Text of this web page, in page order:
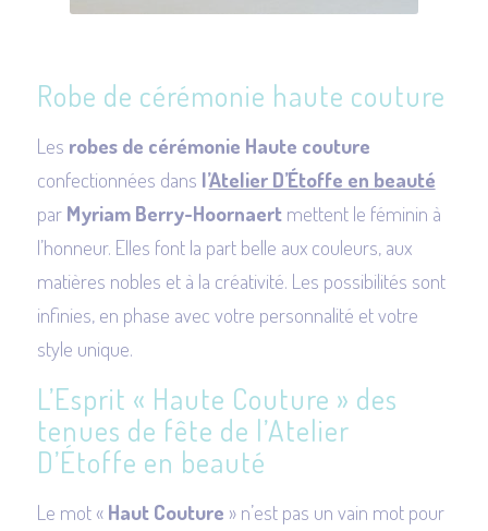
Robe de cérémonie haute couture
Les robes de cérémonie Haute couture
confectionnées dans l’Atelier D’Étoffe en beauté
par Myriam Berry-Hoornaertmettent le féminin à
l’honneur. Elles font la part belle aux couleurs, aux
matières nobles et à la créativité. Les possibilités sont
infinies, en phase avec votre personnalité et votre
style unique.
L’Esprit « Haute Couture » des
tenues de fête de l’Atelier
D’Étoffe en beauté
Le mot « Haut Couture » n’est pas un vain mot pour